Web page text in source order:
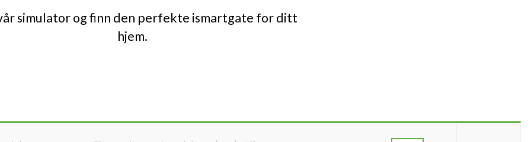
simulator og finn den perfekte ismartgate for ditt
hjem.